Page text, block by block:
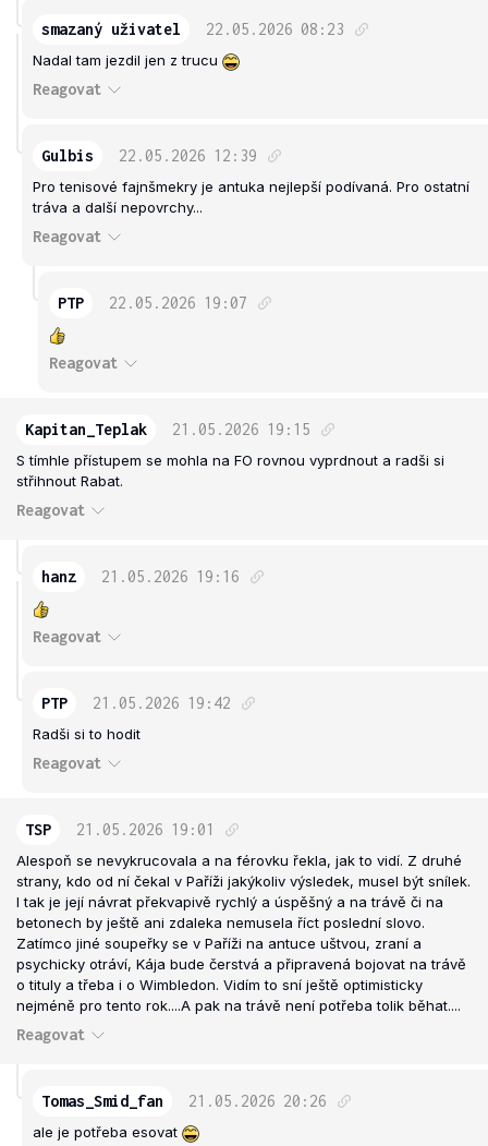
smazaný uživatel 22.05.2026 08:23
Nadal tam jezdil jen z trucu
Reagovat
Gulbis 22.05.2026 12:39
Pro tenisové fajnšmekry je antuka nejlepší podívaná. Pro ostatní
tráva a další nepovrchy...
Reagovat
PTP 22.05.2026 19:07
Reagovat
Kapitan_Teplak 21.05.2026 19:15
S tímhle přístupem se mohla na FO rovnou vyprdnout a radši si
střihnout Rabat.
Reagovat
hanz 21.05.2026 19:16
Reagovat
PTP 21.05.2026 19:42
Radši si to hodit
Reagovat
TSP 21.05.2026 19:01
Alespoň se nevykrucovala a na férovku řekla, jak to vidí. Z druhé
strany, kdo od ní čekal v Paříži jakýkoliv výsledek, musel být snílek.
I tak je její návrat překvapivě rychlý a úspěšný a na trávě či na
betonech by ještě ani zdaleka nemusela říct poslední slovo.
Zatímco jiné soupeřky se v Paříži na antuce uštvou, zraní a
psychicky otráví, Kája bude čerstvá a připravená bojovat na trávě
o tituly a třeba i o Wimbledon. Vidím to sní ještě optimisticky
nejméně pro tento rok....A pak na trávě není potřeba tolik běhat....
Reagovat
Tomas_Smid_fan 21.05.2026 20:26
ale je potřeba esovat